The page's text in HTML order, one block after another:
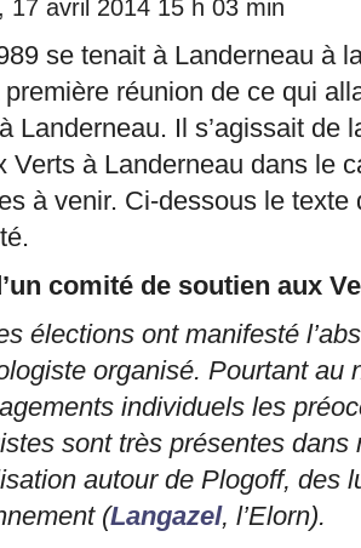
, 17 avril 2014 15 h 03 min
se tenait à Landerneau à
réunion de ce qui
Landerneau. Il s’agissait de
Verts à Landerneau dans le
à venir. Ci-dessous le texte
comité de soutien aux
élections ont manifesté
organisé. Pourtant au
individuels les
sont très présentes
autour de Plogoff, des
(Langazel, l’Elorn).